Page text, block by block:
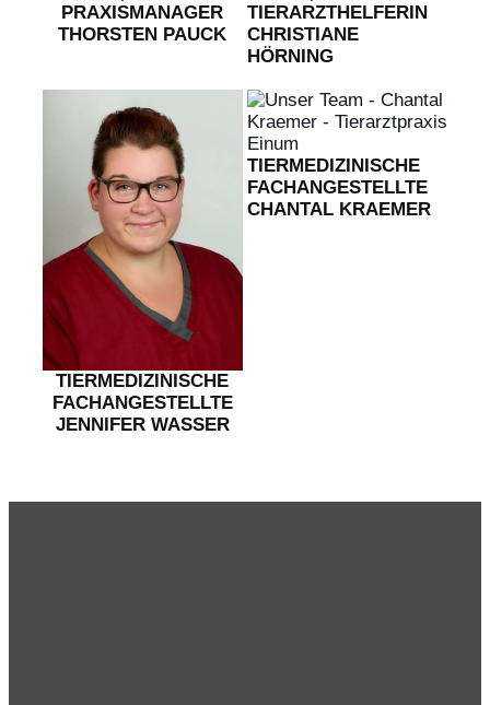
PRAXIS­MANAGER
THORSTEN PAUCK
TIERARZT­HELFERIN
CHRISTIANE
HÖRNING
TIERMEDIZINI­SCHE
FACH­AN­GE­STELLTE
JENNIFER WASSER
TIERMEDIZINI­SCHE
FACH­AN­GE­STELLTE
CHANTAL KRAEMER